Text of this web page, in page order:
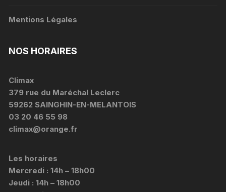
Mentions Légales
NOS HORAIRES
Climax
379 rue du Maréchal Leclerc
59262 SAINGHIN-EN-MELANTOIS
03 20 46 55 98
climax@orange.fr
Les horaires
Mercredi : 14h – 18h00
Jeudi : 14h – 18h00